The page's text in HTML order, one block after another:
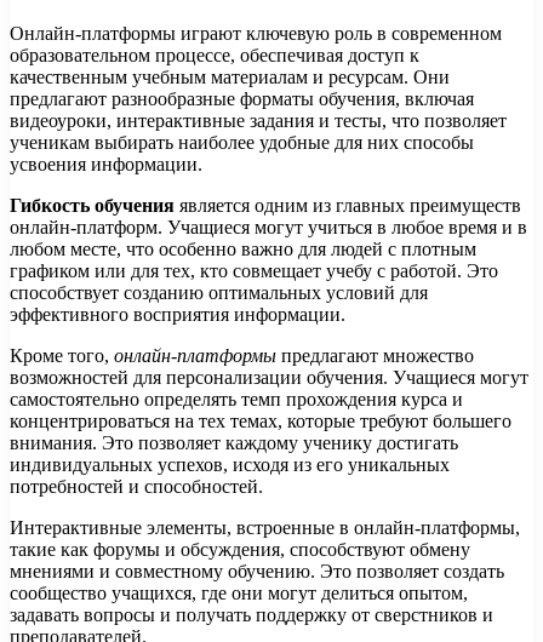
Онлайн-платформы играют ключевую роль в современном
образовательном процессе, обеспечивая доступ к
качественным учебным материалам и ресурсам. Они
предлагают разнообразные форматы обучения, включая
видеоуроки, интерактивные задания и тесты, что позволяет
ученикам выбирать наиболее удобные для них способы
усвоения информации.
Гибкость обучения является одним из главных преимуществ
онлайн-платформ. Учащиеся могут учиться в любое время и в
любом месте, что особенно важно для людей с плотным
графиком или для тех, кто совмещает учебу с работой. Это
способствует созданию оптимальных условий для
эффективного восприятия информации.
Кроме того, онлайн-платформы предлагают множество
возможностей для персонализации обучения. Учащиеся могут
самостоятельно определять темп прохождения курса и
концентрироваться на тех темах, которые требуют большего
внимания. Это позволяет каждому ученику достигать
индивидуальных успехов, исходя из его уникальных
потребностей и способностей.
Интерактивные элементы, встроенные в онлайн-платформы,
такие как форумы и обсуждения, способствуют обмену
мнениями и совместному обучению. Это позволяет создать
сообщество учащихся, где они могут делиться опытом,
задавать вопросы и получать поддержку от сверстников и
преподавателей.